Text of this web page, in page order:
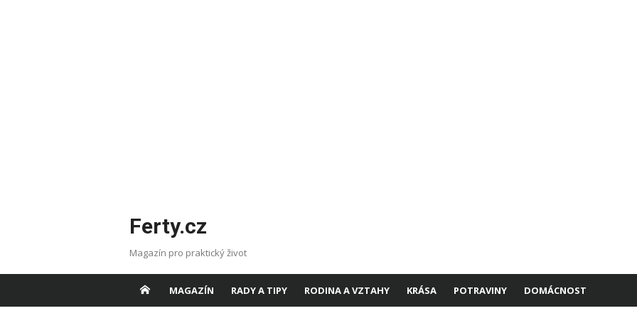
Ferty.cz
Magazín pro praktický život
MAGAZÍN RADY A TIPY RODINA A VZTAHY KRÁSA POTRAVINY DOMÁCNOST